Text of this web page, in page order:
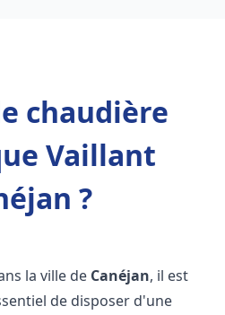
chaudière
Vaillant
?
la ville de Canéjan, il est
de disposer d'une